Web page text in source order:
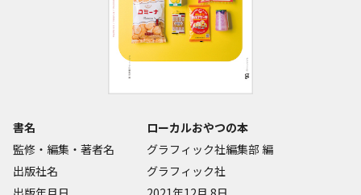
書名
ローカルおやつの本
監修・編集・著者名
グラフィック社編集部 編
出版社名
グラフィック社